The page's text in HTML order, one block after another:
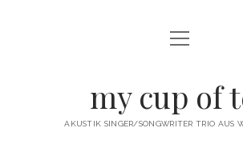
Menü
öffnen
my cup of
AKUSTIK SINGER/SONGWRITER TRIO AUS